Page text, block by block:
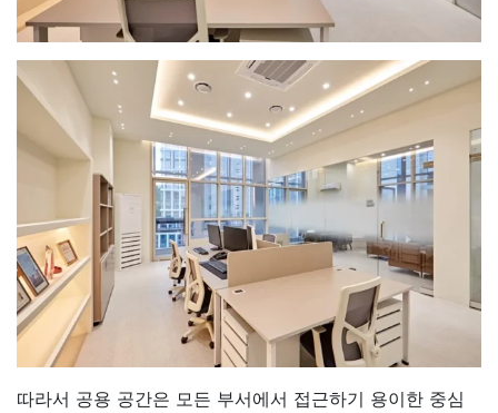
따라서 공용 공간은 모든 부서에서 접근하기 용이한 중심